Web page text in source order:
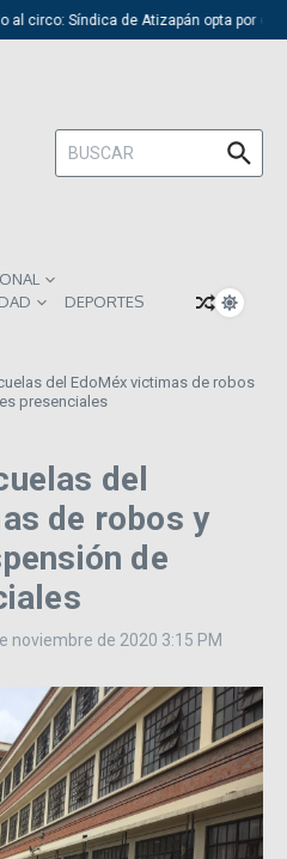
al circo: Síndica de Atizapán opta por el
Buscar:
DEPORTES
del EdoMéx victimas de robos
presenciales
del
de robos y
de
noviembre de 2020 3:15 PM